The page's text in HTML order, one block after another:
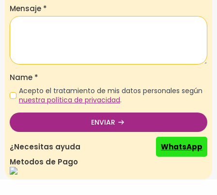
Mensaje *
Name *
Acepto el tratamiento de mis datos personales según
nuestra política de privacidad.
ENVIAR
¿Necesitas ayuda
WhatsApp
Metodos de Pago